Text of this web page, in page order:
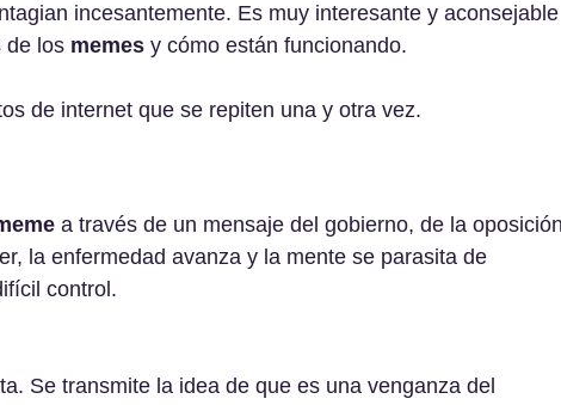
incesantemente. Es muy interesante y aconsejable
de los memes y cómo están funcionando.
de internet que se repiten una y otra vez.
a través de un mensaje del gobierno, de la
la enfermedad avanza y la mente se parasita de
control.
Se transmite la idea de que es una venganza del